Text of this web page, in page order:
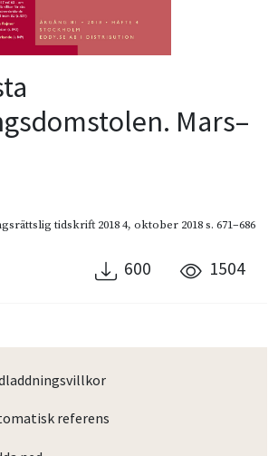
Mars–
tidskrift 2018 4, oktober 2018s. 671–686
600 1504
referens